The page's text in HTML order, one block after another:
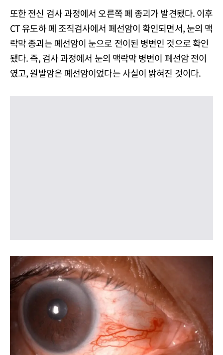
또한 전신 검사 과정에서 오른쪽 폐 종괴가 발견됐다. 이후
CT 유도하 폐 조직검사에서 폐선암이 확인되면서, 눈의 맥
락막 종괴는 폐선암이 눈으로 전이된 병변인 것으로 확인
됐다. 즉, 검사 과정에서 눈의 맥락막 병변이 폐선암 전이
였고, 원발암은 폐선암이었다는 사실이 밝혀진 것이다.